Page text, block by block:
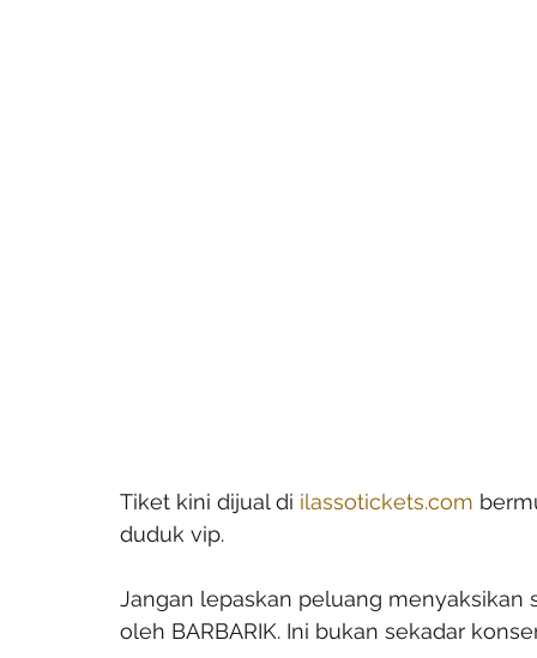
Tiket kini dijual di ilassotickets.com
duduk vip.
Jangan lepaskan peluang
oleh BARBARIK. Ini bukan sekadar